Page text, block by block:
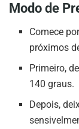
Modo de
Comece
próximos
Primeiro,
140 graus.
Depois,